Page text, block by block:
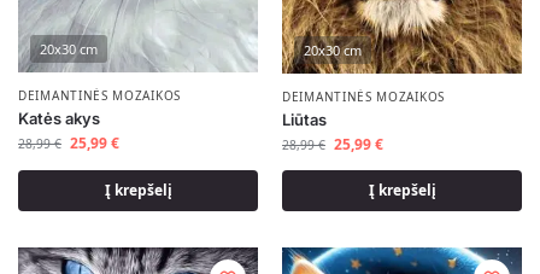
20x30 cm
DEIMANTINĖS MOZAIKOS
Katės akys
28,99€ 25,99€
Į krepšelį
20x30 cm
DEIMANTINĖS MOZAIKOS
Liūtas
28,99€ 25,99€
Į krepšelį